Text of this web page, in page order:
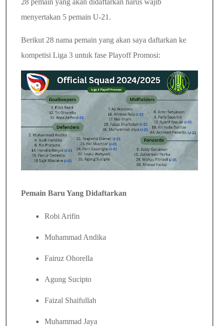
28 pemain yang akan didaftarkan harus wajib
menyertakan 5 pemain U-21.
Berikut 28 nama pemain yang akan saya daftarkan ke
kompetisi Liga 3 untuk fase Playoff Promosi:
Pemain Baru Yang Didaftarkan
Robi Arifin
Muhammad Andika
Fairuz Ohorella
Agung Sucipto
Faizal Shaifullah
Muhammad Jaya